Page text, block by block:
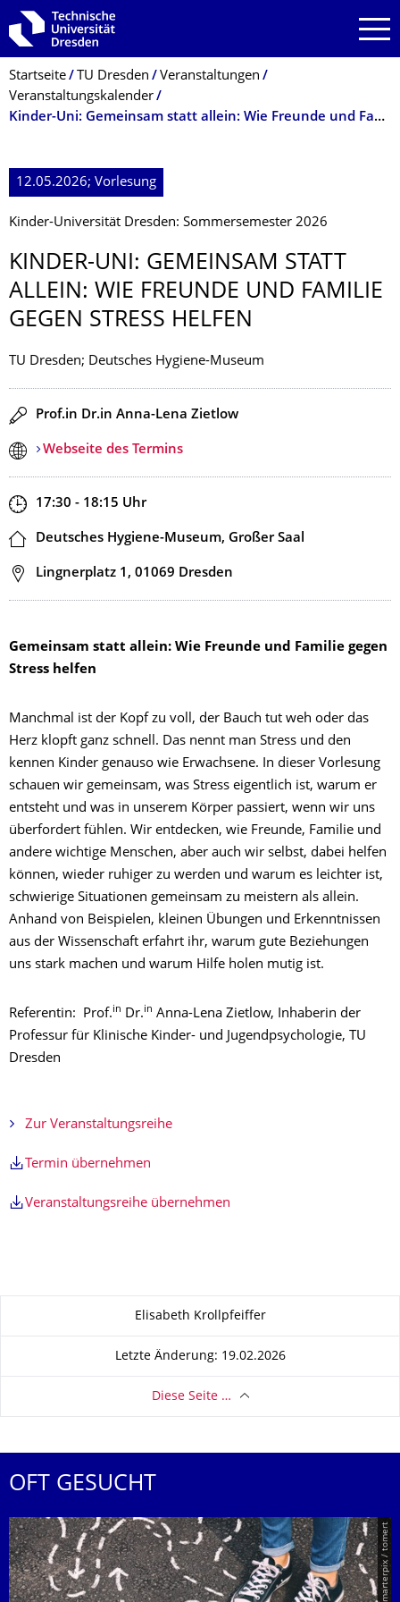
Zur Hauptnavigation springen
Zur Suche springen
Zum Inhalt springen
Breadcrumb-Menü
Startseite TU Dresden
Veranstaltungen
Veranstaltungskalender
Kinder-Uni: Gemeinsam statt allein: Wie Freunde und Familie gegen Stress helfen
12.05.2026; Vorlesung
Kinder-Universität Dresden: Sommersemester 2026
KINDER-UNI: GEMEINSAM STATT
ALLEIN: WIE FREUNDE UND FAMILIE
GEGEN STRESS HELFEN
TU Dresden; Deutsches Hygiene-Museum
Redner
Prof.in Dr.in Anna-Lena Zietlow
Webseite des Termins
Zeit
17:30 - 18:15 Uhr
Ort
Deutsches Hygiene-Museum, Großer Saal
Adresse
Lingnerplatz 1, 01069 Dresden
Gemeinsam statt allein: Wie Freunde und Familie gegen
Stress helfen
Manchmal ist der Kopf zu voll, der Bauch tut weh oder das
Herz klopft ganz schnell. Das nennt man Stress und den
kennen Kinder genauso wie Erwachsene. In dieser Vorlesung
schauen wir gemeinsam, was Stress eigentlich ist, warum er
entsteht und was in unserem Körper passiert, wenn wir uns
überfordert fühlen. Wir entdecken, wie Freunde, Familie und
andere wichtige Menschen, aber auch wir selbst, dabei helfen
können, wieder ruhiger zu werden und warum es leichter ist,
schwierige Situationen gemeinsam zu meistern als allein.
Anhand von Beispielen, kleinen Übungen und Erkenntnissen
aus der Wissenschaft erfahrt ihr, warum gute Beziehungen
uns stark machen und warum Hilfe holen mutig ist.
Referentin: Prof.in Dr.in Anna-Lena Zietlow, Inhaberin der
Professur für Klinische Kinder- und Jugendpsychologie, TU
Dresden
Zur Veranstaltungsreihe
Termin übernehmen
Veranstaltungsreihe übernehmen
Zu dieser SeiteElisabeth Krollpfeiffer
Letzte Änderung: 19.02.2026
Diese Seite …
OFT GESUCHT
© Smarterpix / tomert